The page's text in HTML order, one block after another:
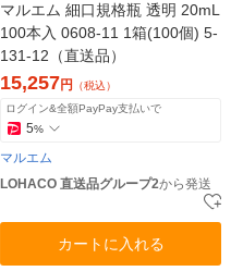
マルエム 細口規格瓶 透明 20mL
100本入 0608-11 1箱(100個) 5-
131-12（直送品）
15,257円
（税込）
ログイン&全額PayPay支払いで
5%
マルエム
LOHACO 直送品グループ2から発送
カートに入れる